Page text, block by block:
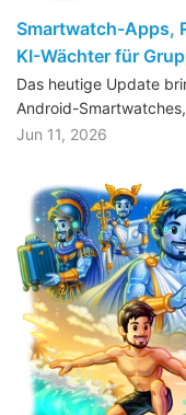
Smartwatch-Apps,
KI-Wächter für
Das heutige Update
Android-
Jun 11, 2026